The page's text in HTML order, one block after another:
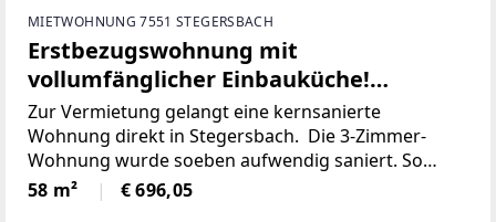
MIETWOHNUNG 7551 STEGERSBACH
Erstbezugswohnung mit
vollumfänglicher Einbauküche!
(Provisionsfrei)
Zur Vermietung gelangt eine kernsanierte
Wohnung direkt in Stegersbach. Die 3-Zimmer-
Wohnung wurde soeben aufwendig saniert. So
wurde unter anderem dieElektronik gänzlich
erneuert und für einen niedrigen
58 m² € 696,05